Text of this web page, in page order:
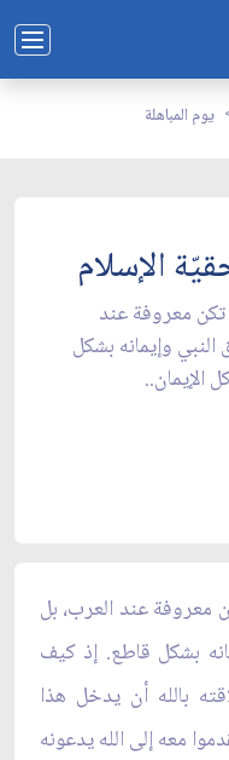
يوم المباهلة
الإسلام
تكن معروفة عند
وإيمانه بشكل
الإيمان..
معروفة عند العرب، بل
بشكل قاطع. إذ كيف
بالله أن يدخل هذا
معه إلى الله يدعونه